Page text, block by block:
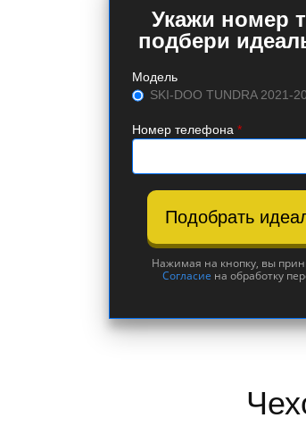
Укажи номер
подбери
Модель
SKI-DOO TUNDRA 2021-
Номер телефона *
Подобрать
Нажимая на кнопку, вы
Согласие на обработку